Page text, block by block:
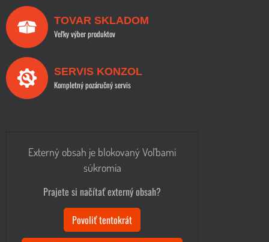
TOVAR SKLADOM
Veľky výber produktov
SERVIS KONZOL
Kompletný pozáručný servis
Externý obsah je blokovaný Voľbami
súkromia
Prajete si načítať externý obsah?
Povoliť tentokrát